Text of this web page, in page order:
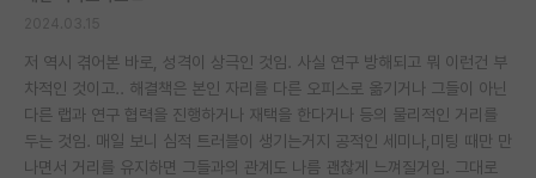
저 역시 겪어본 바로, 성격이 상극인 것임. 사실 연구 방해되고 뭐 이런건 부
차적인 것이고.. 해결책은 본인 자리를 다른 오피스로 옮기거나 그들이 아닌
다른 랩과 연구 협력을 진행하거나 재택을 한다거나 등의 물리적인 거리를
두는 것임. 매일 보니 심적 트러블이 생기는거지 공적인 세미나,미팅 때만 만
나면서 거리를 유지하면 그들과의 관계도 나름 괜찮게 느껴질거임. 그대로